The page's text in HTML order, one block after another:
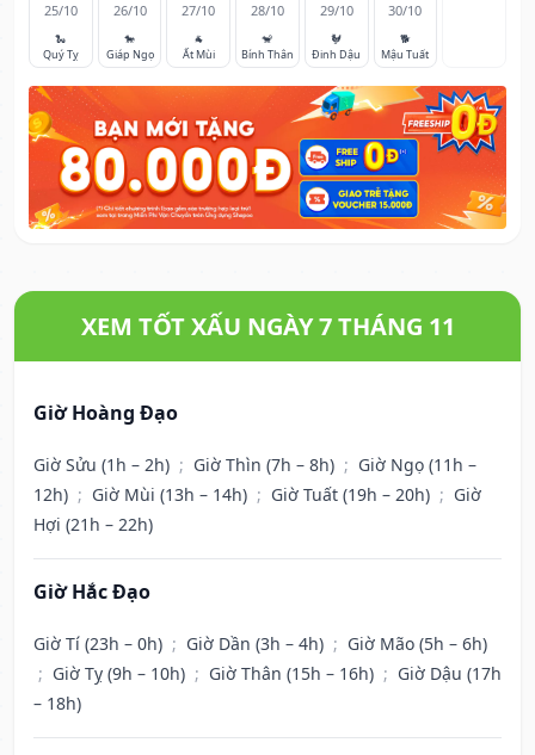
25/10
🐍
Quý Tỵ
26/10
🐎
Giáp Ngọ
27/10
🐐
Ất Mùi
28/10
🐒
Bính Thân
29/10
🐓
Đinh Dậu
30/10
🐕
Mậu Tuất
XEM TỐT XẤU NGÀY 7 THÁNG 11
Giờ Hoàng Đạo
Giờ Sửu (1h – 2h) ; Giờ Thìn (7h – 8h) ; Giờ Ngọ (11h –
12h) ; Giờ Mùi (13h – 14h) ; Giờ Tuất (19h – 20h) ; Giờ
Hợi (21h – 22h)
Giờ Hắc Đạo
Giờ Tí (23h – 0h) ; Giờ Dần (3h – 4h) ; Giờ Mão (5h – 6h)
; Giờ Tỵ (9h – 10h) ; Giờ Thân (15h – 16h) ; Giờ Dậu (17h
– 18h)